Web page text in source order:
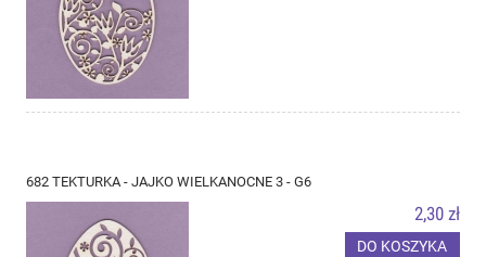
682 TEKTURKA - JAJKO WIELKANOCNE 3 - G6
2,30 zł
DO KOSZYKA